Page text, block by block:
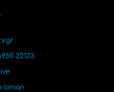
22123
Ionian